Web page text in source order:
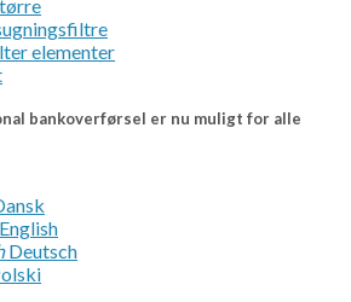
elementer
bankoverførsel er nu muligt for alle
Deutsch